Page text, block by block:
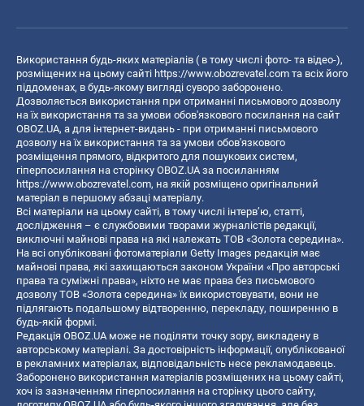
Використання будь-яких матеріалів ( в тому числі фото- та відео-),
розміщених на цьому сайті https://www.obozrevatel.com та всіх його
піддоменах, в будь-якому вигляді суворо заборонено.
Дозволяється використання при отриманні письмового дозволу
на їх використання та за умови обов'язкового посилання на сайт
OBOZ.UA, а для інтернет-видань - при отриманні письмового
дозволу на їх використання та за умови обов'язкового
розміщення прямого, відкритого для пошукових систем,
гіперпосилання на сторінку OBOZ.UA за посиланням
https://www.obozrevatel.com, на якій розміщено оригінальний
матеріал в першому абзаці матеріалу.
Всі матеріали на цьому сайті, в тому числі інтерв’ю, статті,
дослідження – є службовими творами журналістів редакції,
виключні майнові права на які належать ТОВ «Золота середина».
На всі опубліковані фотоматеріали Getty Images редакція має
майнові права, які захищаються законом України «Про авторські
права та суміжні права», ніхто не має права без письмового
дозволу ТОВ «Золота середина» їх використовувати, вони не
підлягають подальшому відтворенню, перекладу, поширенню в
будь-якій формі.
Редакція OBOZ.UA може не поділяти точку зору, викладену в
авторському матеріалі. За достовірність інформації, опублікованої
в рекламних матеріалах, відповідальність несе рекламодавець.
Заборонено використання матеріалів розміщених на цьому сайті,
хоч із зазначенням гіперпосилання на сторінку цього сайту,